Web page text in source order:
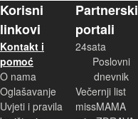
Korisni
linkovi
Kontakt i
pomoć
O nama
Oglašavanje
Uvjeti i pravila
Partnerski
portali
24sata
Poslovni
dnevnik
Večernji list
missMAMA